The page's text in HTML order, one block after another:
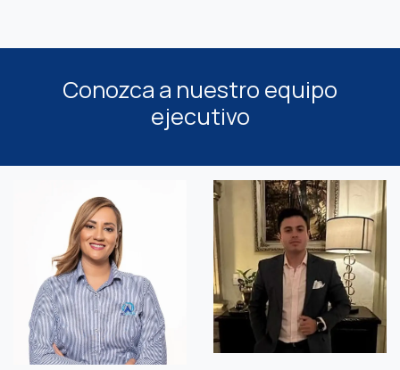
Conozca a nuestro equipo
ejecutivo